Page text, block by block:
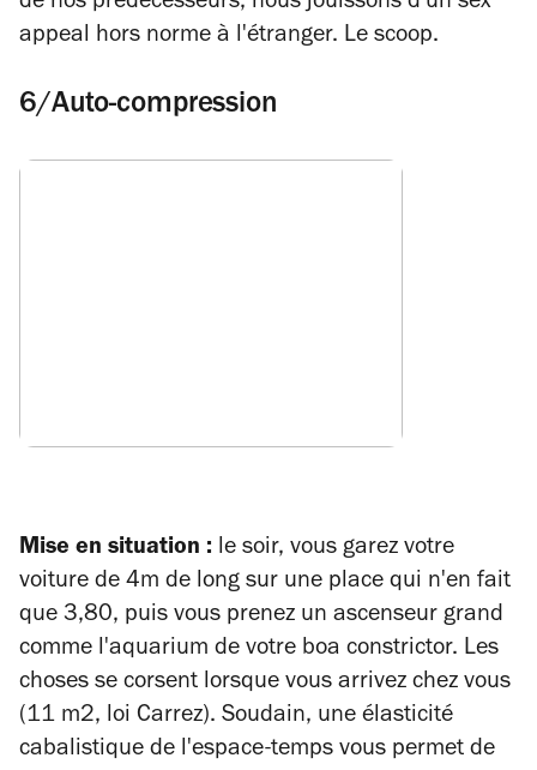
appeal hors norme à l'étranger. Le scoop.
6/Auto-compression
Mise en situation : le soir, vous garez votre
voiture de 4m de long sur une place qui n'en fait
que 3,80, puis vous prenez un ascenseur grand
comme l'aquarium de votre boa constrictor. Les
choses se corsent lorsque vous arrivez chez vous
(11 m2, loi Carrez). Soudain, une élasticité
cabalistique de l'espace-temps vous permet de